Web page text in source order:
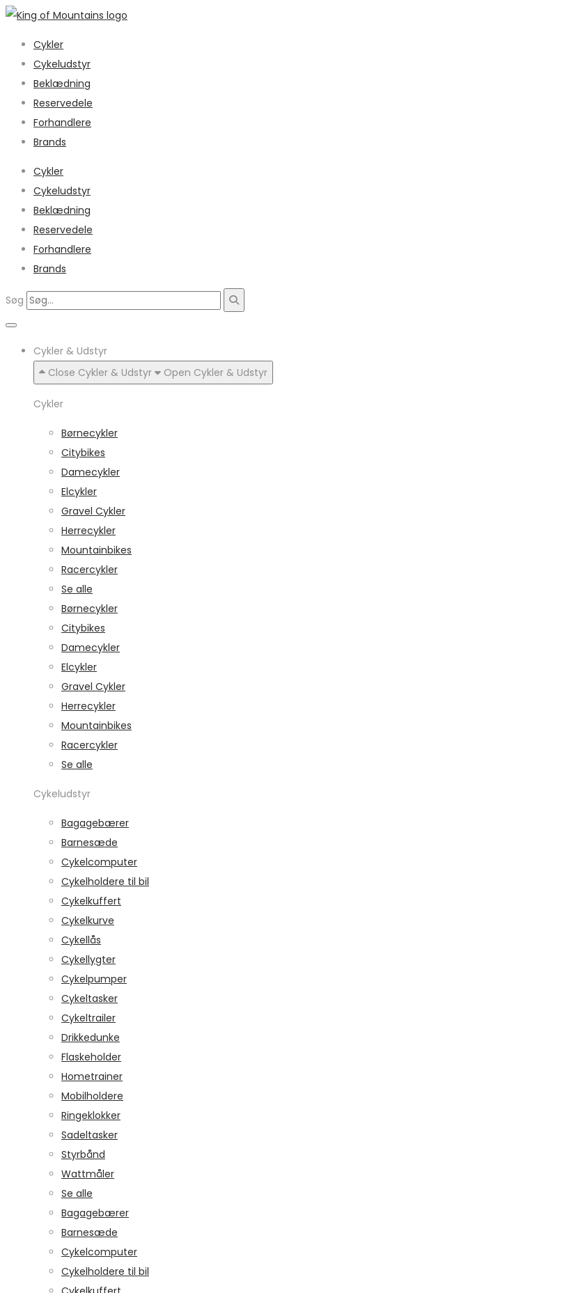
Cykler
Cykeludstyr
Beklædning
Reservedele
Forhandlere
Brands
Cykler
Cykeludstyr
Beklædning
Reservedele
Forhandlere
Brands
Søg
Cykler & Udstyr
Close Cykler & Udstyr
Open Cykler & Udstyr
Cykler
Børnecykler
Citybikes
Damecykler
Elcykler
Gravel Cykler
Herrecykler
Mountainbikes
Racercykler
Se alle
Børnecykler
Citybikes
Damecykler
Elcykler
Gravel Cykler
Herrecykler
Mountainbikes
Racercykler
Se alle
Cykeludstyr
Bagagebærer
Barnesæde
Cykelcomputer
Cykelholdere til bil
Cykelkuffert
Cykelkurve
Cykellås
Cykellygter
Cykelpumper
Cykeltasker
Cykeltrailer
Drikkedunke
Flaskeholder
Hometrainer
Mobilholdere
Ringeklokker
Sadeltasker
Styrbånd
Wattmåler
Se alle
Bagagebærer
Barnesæde
Cykelcomputer
Cykelholdere til bil